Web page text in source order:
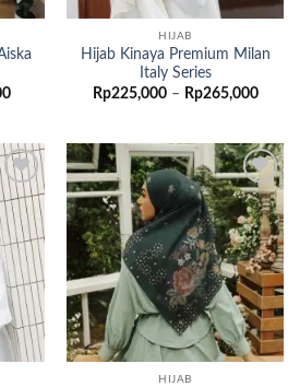
Rentang
Rp70,000
HIJAB
Hijab Kinaya Premium Milan
Italy Series
Rp225,000 – Rp265,000
Add to
Add to
wishlist
HIJAB